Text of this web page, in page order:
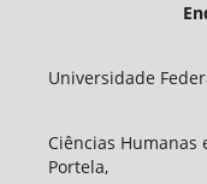
Universidade
Ciências Humanas
Portela,